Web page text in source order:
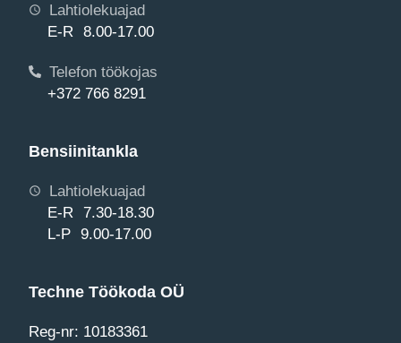
Lahtiolekuajad
E-R 8.00-17.00
Telefon töökojas
+372 766 8291
Bensiinitankla
Lahtiolekuajad
E-R 7.30-18.30
L-P 9.00-17.00
Techne Töökoda OÜ
Reg-nr: 10183361